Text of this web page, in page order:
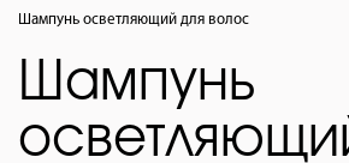
Шампунь осветляющий для волос
Шампунь